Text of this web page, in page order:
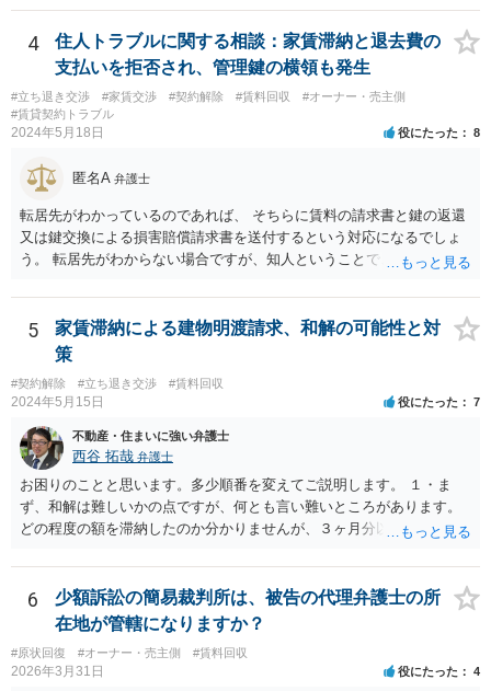
は、「契約条件にかかわらず」、当事者は賃料の増減を請求できる、
とされています。 「不相当」かどうかは、貸主から、近隣相場の上昇
を示す同種賃貸物件の根拠資料などを提示してもらわないと判断でき
ませんよね。ご相談者様のケースでは、こうした資料が示されていな
いと思われることと、１０％が相当がどうかが分からないので、「不
相当」という判断ができないから賃料増額には応じないという主張が
意の上で行う」という特約があるとのことですが、最高裁判例（S56.
4.20）では、このような特約があっても協議を経ない増額請求も有効
とされているため（本当に賃料が不相当であれば特約に拘束されるの
は不合理だからという考え方です。「契約条件にかかわらず」とはそ
ういう意味です。）、契約違反だから増額には応じないという理論で
いう理論になると思います。 そして、法律上、増額協議が整わない場
合、増額を正当とする判決が確定するまでは相当な賃料（※現在の賃
料）を支払えば足りる、とされています。 もし、貸主が「現在の賃料
なら受け取らない」などと言った場合は、最寄りの法務局に現在の賃
料を供託してください。賃料を支払わないと契約が解除される可能性
がありますので、注意が必要です。
4
住人トラブルに関する相談：家賃滞納と退去費の
支払いを拒否され、管理鍵の横領も発生
#立ち退き交渉 #家賃交渉 #契約解除 #賃料回収
#オーナー・売主側
#賃貸契約トラブル
2024年5月18日 役にたった 8
匿名A 弁護士
転居先がわかっているのであれば、 そちらに賃料の請求書と鍵の返還
又は鍵交換による損害賠償請求書を送付するという対応になるでしょ
う。 転居先がわからない場合ですが、知人ということで、連絡がつく
で、適切な対応が望めない場合は、債権回収を弁護士に依頼すること
をご検討ください。
5
家賃滞納による建物明渡請求、和解の可能性と対
策
#契約解除 #立ち退き交渉 #賃料回収
2024年5月15日 役にたった 7
不動産・住まいに強い弁護士
西谷 拓哉 弁護士
お困りのことと思います。多少順番を変えてご説明します。 １・ま
ず、和解は難しいかの点ですが、何とも言い難いところがあります。
どの程度の額を滞納したのか分かりませんが、３ヶ月分以上滞納した
れたと評価され、来月払えるからと言って、大家があなたとの賃貸借
契約が解約できることに変わりなくなってしまうからです。 そのよう
な場合、相手が、「もう出て行って欲しい」と考えていれば、引き続
き居住する前提での和解は難しい可能性があります。 ２・弁護士が事
件の見通しをたてるにも、賃料滞納状況で見立てが変わりますし、そ
もそも賃料滞納状況によってはご希望に沿える活動を保障できず、 依
6
少額訴訟の簡易裁判所は、被告の代理弁護士の所
在地が管轄になりますか？
#原状回復 #オーナー・売主側 #賃料回収
2026年3月31日 役にたった 4